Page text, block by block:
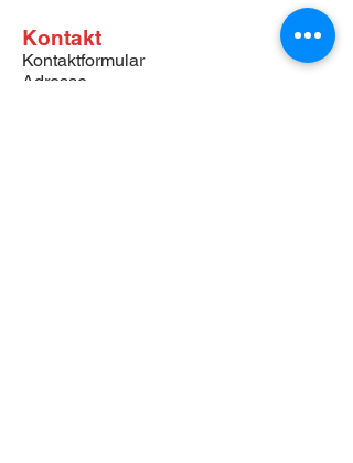
Kontakt
Kontaktformular
Adresse